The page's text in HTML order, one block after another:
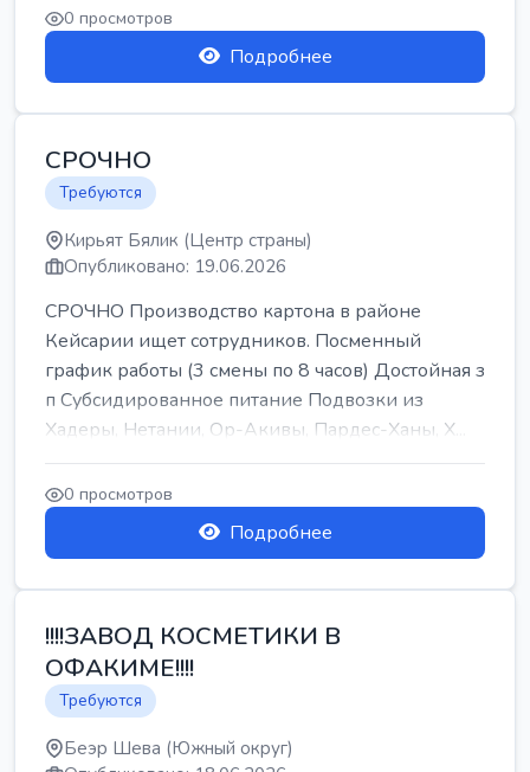
0 просмотров
Подробнее
СРОЧНО
Требуются
Кирьят Бялик (Центр страны)
Опубликовано: 19.06.2026
СРОЧНО Производство картона в районе
Кейсарии ищет сотрудников. Посменный
график работы (3 смены по 8 часов) Достойная з
п Субсидированное питание Подвозки из
Хадеры, Нетании, Ор-Акивы, Пардес-Ханы, Х...
0 просмотров
Подробнее
!!!!ЗАВОД КОСМЕТИКИ В
ОФАКИМЕ!!!!
Требуются
Беэр Шева (Южный округ)